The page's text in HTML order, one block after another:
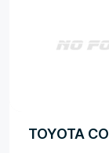
TOYOTA